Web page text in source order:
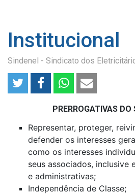
Institucional
Sindenel - Sindicato dos
PRERROGATIVAS DO
Representar, proteger,
defender os interesses
como os interesses
seus associados, inclusive
e administrativas;
Independência de Classe;